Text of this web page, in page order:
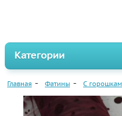
Категории
Главная Фатины С